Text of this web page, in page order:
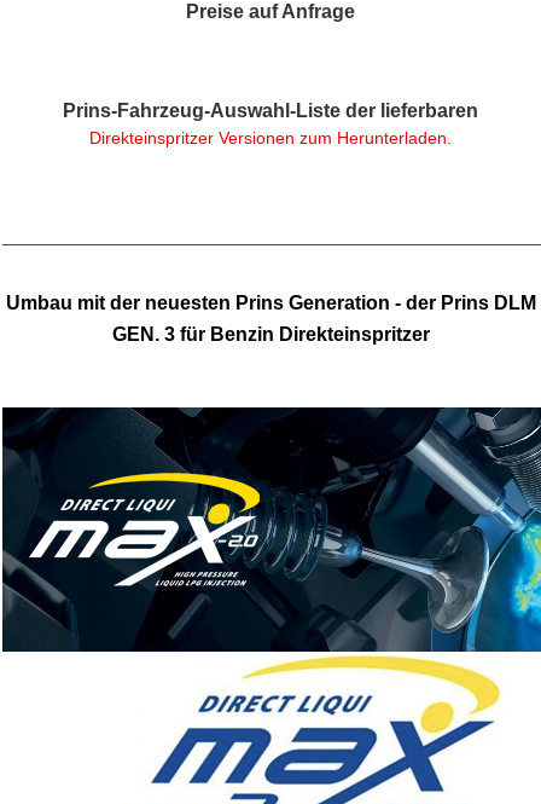
Preise auf Anfrage
Prins-Fahrzeug-Auswahl-Liste der lieferbaren
Direkteinspritzer Versionen zum Herunterladen.
Umbau mit der neuesten Prins Generation - der Prins DLM
GEN. 3 für Benzin Direkteinspritzer